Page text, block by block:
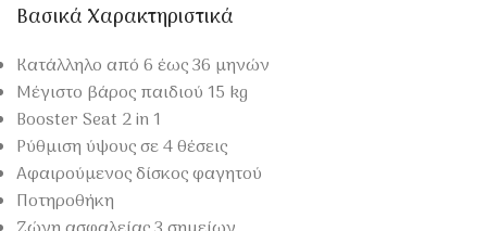
Βασικά Χαρακτηριστικά
Κατάλληλο από 6 έως 36 μηνών
Μέγιστο βάρος παιδιού 15 kg
Booster Seat 2 in 1
Ρύθμιση ύψους σε 4 θέσεις
Αφαιρούμενος δίσκος φαγητού
Ποτηροθήκη